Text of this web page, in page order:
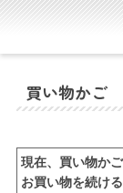
買い物かご
現在、買い物か
お買い物を続け